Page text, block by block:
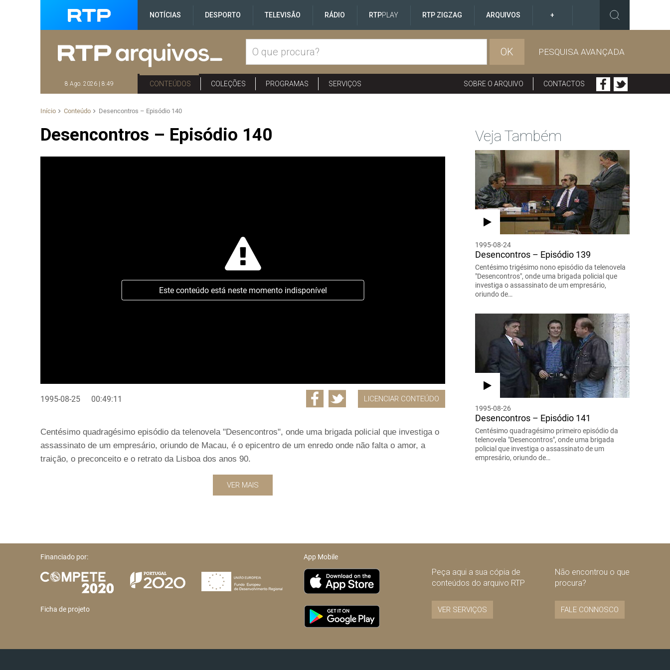
NOTÍCIAS DESPORTO TELEVISÃO RÁDIO RTPPLAY RTP ZIGZAG ARQUIVOS +
OK PESQUISA AVANÇADA
8 Ago. 2026 | 8:49 CONTEÚDOS COLEÇÕES PROGRAMAS SERVIÇOS SOBRE O ARQUIVO CONTACTOS
Início Conteúdo Desencontros – Episódio 140
Desencontros – Episódio 140
Este conteúdo está neste momento indisponível
1995-08-25 00:49:11 LICENCIAR CONTEÚDO
Centésimo quadragésimo episódio da telenovela "Desencontros", onde uma brigada policial que investiga o
assassinato de um empresário, oriundo de Macau, é o epicentro de um enredo onde não falta o amor, a
traição, o preconceito e o retrato da Lisboa dos anos 90.
VER MAIS
Veja Também
1995-08-24
Desencontros – Episódio 139
Centésimo trigésimo nono episódio da telenovela
"Desencontros", onde uma brigada policial que
investiga o assassinato de um empresário,
oriundo de…
1995-08-26
Desencontros – Episódio 141
Centésimo quadragésimo primeiro episódio da
telenovela "Desencontros", onde uma brigada
policial que investiga o assassinato de um
empresário, oriundo de…
Financiado por:
Ficha de projeto
App Mobile
Peça aqui a sua cópia de
conteúdos do arquivo RTP
VER SERVIÇOS
Não encontrou o que
procura?
FALE CONNOSCO